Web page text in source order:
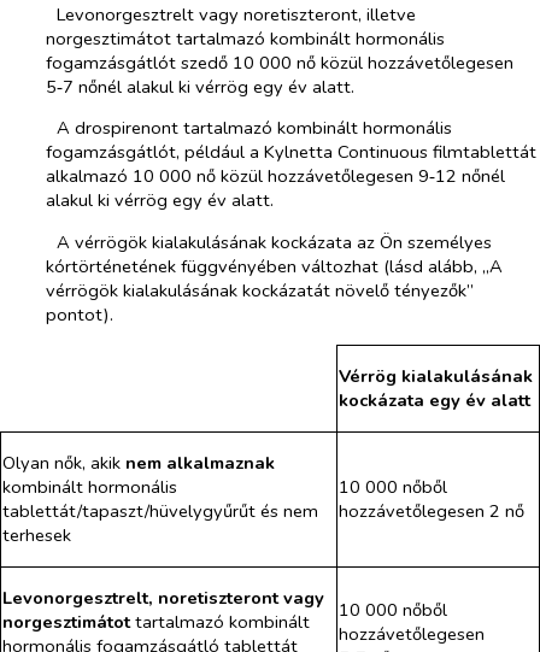
Levonorgesztrelt vagy noretiszteront, illetve
norgesztimátot tartalmazó kombinált hormonális
fogamzásgátlót szedő 10 000 nő közül hozzávetőlegesen
5‑7 nőnél alakul ki vérrög egy év alatt.
A drospirenont tartalmazó kombinált hormonális
fogamzásgátlót, például a Kylnetta Continuous filmtablettát
alkalmazó 10 000 nő közül hozzávetőlegesen 9‑12 nőnél
alakul ki vérrög egy év alatt.
A vérrögök kialakulásának kockázata az Ön személyes
kórtörténetének függvényében változhat (lásd alább, „A
vérrögök kialakulásának kockázatát növelő tényezők”
pontot).
Vérrög kialakulásának
kockázata egy év alatt
Olyan nők, akik nem alkalmaznak
kombinált hormonális
tablettát/tapaszt/hüvelygyűrűt és nem
terhesek
10 000 nőből
hozzávetőlegesen 2 nő
Levonorgesztrelt, noretiszteront vagy
norgesztimátottartalmazó kombinált
hormonális fogamzásgátló tablettát
10 000 nőből
hozzávetőlegesen